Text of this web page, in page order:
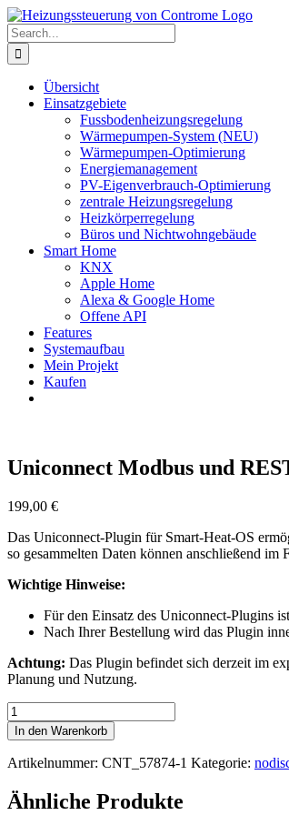
Skip
to
content
Search
for:
Übersicht
Einsatzgebiete
Fussbodenheizungsregelung
Wärmepumpen-System (NEU)
Wärmepumpen-Optimierung
Energiemanagement
PV-Eigenverbrauch-Optimierung
zentrale Heizungsregelung
Heizkörperregelung
Büros und Nichtwohngebäude
Smart Home
KNX
Apple Home
Alexa & Google Home
Offene API
Features
Systemaufbau
Mein Projekt
Kaufen
Uniconnect Modbus und
199,00 €
Das Uniconnect-Plugin für Smart-Heat-OS
so gesammelten Daten können anschließend
Wichtige Hinweise:
Für den Einsatz des Uniconnect-Plugins
Nach Ihrer Bestellung wird das Plugin
Achtung: Das Plugin befindet sich derzeit im
Planung und Nutzung.
Uniconnect
Modbus
und
REST
Aktivierung
Menge
In den Warenkorb
Artikelnummer: CNT_57874-1 Kategorie:
Ähnliche Produkte